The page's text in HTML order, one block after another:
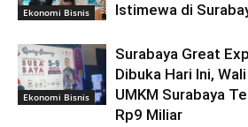
Ekonomi Bisnis
Istimewa di
Ekonomi Bisnis
Surabaya Great
Dibuka Hari Ini,
UMKM Surabaya
Rp9 Miliar